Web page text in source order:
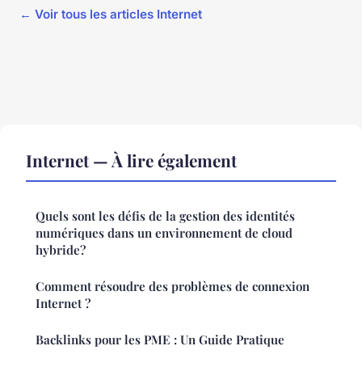
← Voir tous les articles Internet
Internet — À lire également
Quels sont les défis de la gestion des identités
numériques dans un environnement de cloud
hybride?
Comment résoudre des problèmes de connexion
Internet ?
Backlinks pour les PME : Un Guide Pratique